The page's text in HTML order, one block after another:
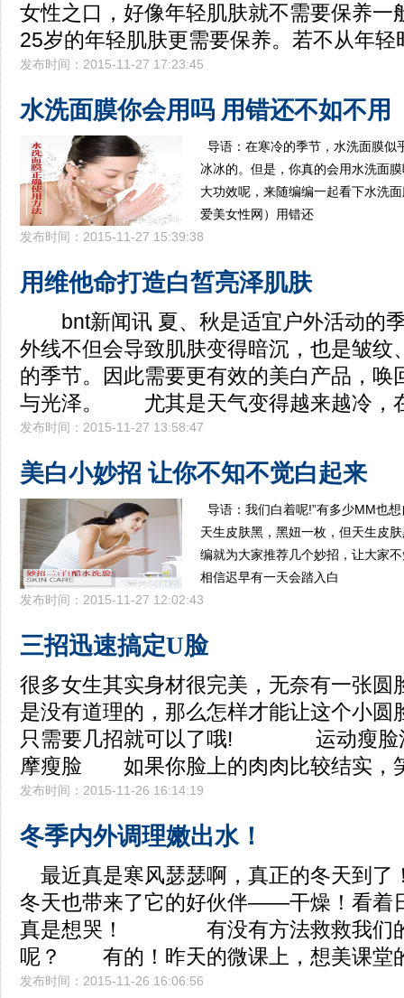
女性之口，好像年轻肌肤就不需要保养一
25岁的年轻肌肤更需要保养。若不从年轻
发布时间：2015-11-27 17:23:45
水洗面膜你会用吗 用错还不如不用
导语：在寒冷的季节，水洗面膜似
冰冰的。但是，你真的会用水洗面
大功效呢，来随编编一起看下水洗
爱美女性网）用错还
发布时间：2015-11-27 15:39:38
用维他命打造白皙亮泽肌肤
bnt新闻讯 夏、秋是适宜户外活动的
外线不但会导致肌肤变得暗沉，也是皱纹
的季节。因此需要更有效的美白产品，唤
与光泽。 尤其是天气变得越来越冷，
发布时间：2015-11-27 13:58:47
美白小妙招 让你不知不觉白起来
导语：我们白着呢!”有多少MM也
天生皮肤黑，黑妞一枚，但天生皮
编就为大家推荐几个妙招，让大家
相信迟早有一天会踏入白
发布时间：2015-11-27 12:02:43
三招迅速搞定U脸
很多女生其实身材很完美，无奈有一张圆
是没有道理的，那么怎样才能让这个小圆
只需要几招就可以了哦! 运动瘦脸
摩瘦脸 如果你脸上的肉肉比较结实，
发布时间：2015-11-26 16:14:19
冬季内外调理嫩出水！
最近真是寒风瑟瑟啊，真正的冬
冬天也带来了它的好伙伴——干燥！看着
真是想哭！ 有没有方法救救我们
呢？ 有的！昨天的微课上，想美课堂
发布时间：2015-11-26 16:06:56